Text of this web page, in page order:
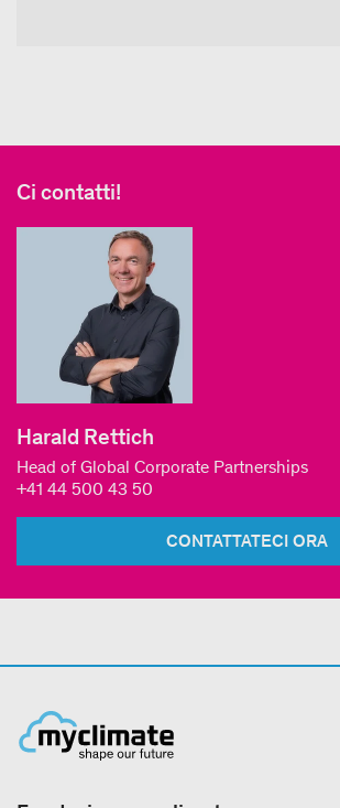
Ci contatti!
Harald Rettich
Head of Global Corporate Partnerships
+41 44 500 43 50
CONTATTATECI ORA